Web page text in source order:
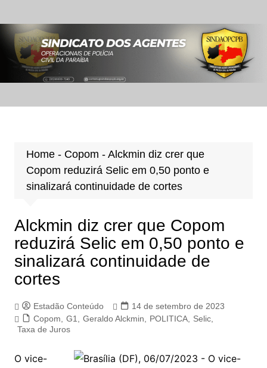
para
conteúdo
Home- Copom - Alckmin diz crer que
Copom reduzirá Selic em 0,50 ponto e
sinalizará continuidade de cortes
Alckmin diz crer que Copom
reduzirá Selic em 0,50 ponto e
sinalizará continuidade de
cortes
Estadão Conteúdo
14 de setembro de 2023
Copom
G1 Geraldo Alckmin POLITICA, Selic,
Taxa de Juros
O vice-